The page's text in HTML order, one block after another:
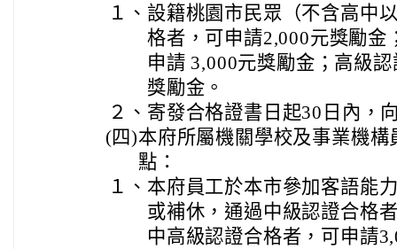
１、 設籍桃園市民眾（不含高中
格者，可申請2,000元獎勵金
申請 3,000元獎勵金；高級
獎勵金。
２、 寄發合格證書日起30日內，
(四)本府所屬機關學校及事業機
點：
１、 本府員工於本市參加客語能
或補休，通過中級認證合格
中高級認證合格者，可申請